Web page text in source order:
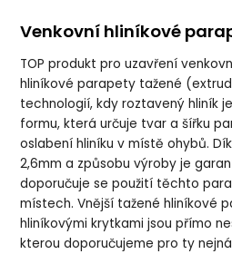
Venkovní hliníkové
TOP produkt pro uzavření
hliníkové parapety tažené
technologií, kdy roztavený hliník
formu, která určuje tvar a šířku
oslabení hliníku v místě ohybů.
2,6mm a způsobu výroby je
doporučuje se použití těchto
místech. Vnější tažené hliníkové
hliníkovými krytkami jsou přímo
kterou doporučujeme pro ty